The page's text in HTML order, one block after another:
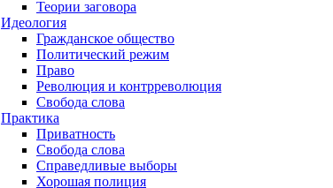
Теории заговора
Идеология
Гражданское общество
Политический режим
Право
Революция и контрреволюция
Свобода слова
Практика
Приватность
Свобода слова
Справедливые выборы
Хорошая полиция